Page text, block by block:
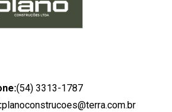
(54) 3313-1787
planoconstrucoes@terra.com.br